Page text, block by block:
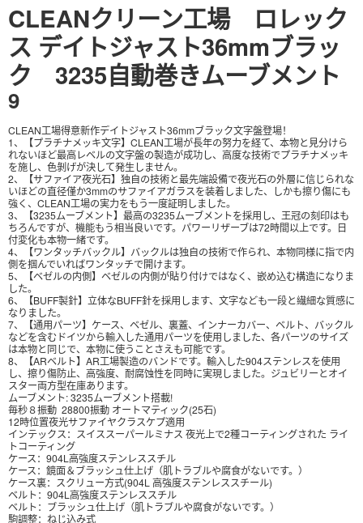
CLEANクリーン工場 ロレック
ス デイトジャスト36mmブラッ
ク 3235自動巻きムーブメント
9
CLEAN工場得意新作デイトジャスト36mmブラック文字盤登場！
1、【プラチナメッキ文字】CLEAN工場が長年の努力を経て、本物と見分けら
れないほど最高レベルの文字盤の製造が成功し、高度な技術でプラチナメッキ
を施し、色剝げが決して発生しません。
2、【サファイア夜光石】独自の技術と最先端設備で夜光石の外層に信じられな
いほどの直径僅か3mmのサファイアガラスを装着しました、しかも擦り傷にも
強く、CLEAN工場の実力をもう一度証明しました。
3、【3235ムーブメント】最高の3235ムーブメントを採用し、王冠の刻印はも
ちろんですが、機能もう相当良いです。パワーリザーブは72時間以上です。日
付変化も本物一緒です。
4、【ワンタッチバックル】バックルは独自の技術で作られ、本物同様に指で内
側を掴んでいればワンタッチで開けます。
5、【ベゼルの内側】ベゼルの内側が貼り付けではなく、嵌め込む構造になりま
した。
6、【BUFF製針】立体なBUFF針を採用します、文字なども一段と繊細な質感に
なりました。
7、【通用パーツ】ケース、ベゼル、裏蓋、インナーカバー、ベルト、バックル
などを含むドイツから輸入した通用パーツを使用しました、各パーツのサイズ
は本物と同じで、本物に使うことさえも可能です。
8、【ARベルト】AR工場製造のバンドです。輸入した904ステンレスを使用
し、擦り傷防止、高強度、耐腐蚀性を同時に実現しました。ジュビリーとオイ
スター両方型在庫あります。
ムーブメント: 3235ムーブメント搭載!
毎秒８振動 28800振動 オートマティック(25石)
12時位置夜光サファイヤクラスケプ適用
インテックス：スイススーパールミナス 夜光上で2種コーティングされた ライ
トコーティング
ケース：904L高強度ステンレススチル
ケース：鏡面＆ブラッシュ仕上げ（肌トラブルや腐食がないです。）
ケース裏：スクリュー方式(904L 高強度ステンレススチール)
ベルト：904L高強度ステンレススチル
ベルト：ブラッシュ仕上げ（肌トラブルや腐食がないです。）
駒調整：ねじ込み式